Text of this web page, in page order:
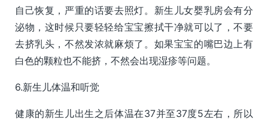
自己恢复，严重的话要去照灯。新生儿女婴乳房会有分
泌物，这时候只要轻轻给宝宝擦拭干净就可以了，不要
去挤乳头，不然发浓就麻烦了。如果宝宝的嘴巴边上有
白色的颗粒也不能挤，不然会出现湿疹等问题。
6.新生儿体温和听觉
健康的新生儿出生之后体温在37并至37度5左右，所以